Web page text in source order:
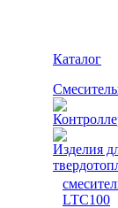
Каталог
Изделия
LTC100